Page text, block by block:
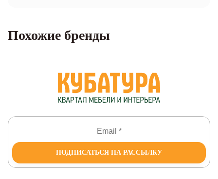
Похожие бренды
ПОДПИСАТЬСЯ НА РАССЫЛКУ